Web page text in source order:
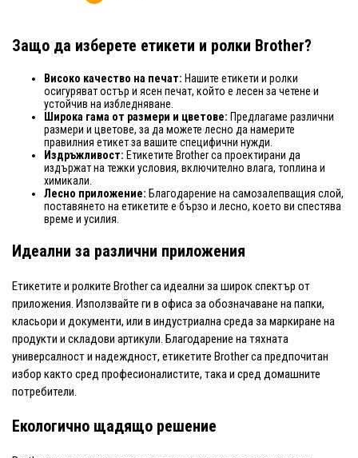
Защо да изберете етикети и ролки Brother?
Високо качество на печат: Нашите етикети и ролки
осигуряват остър и ясен печат, който е лесен за четене и
устойчив на избледняване.
Широка гама от размери и цветове: Предлагаме различни
размери и цветове, за да можете лесно да намерите
правилния етикет за вашите специфични нужди.
Издръжливост: Етикетите Brother са проектирани да
издържат на тежки условия, включително влага, топлина и
химикали.
Лесно приложение: Благодарение на самозалепващия слой,
поставянето на етикетите е бързо и лесно, което ви спестява
време и усилия.
Идеални за различни приложения
Етикетите и ролките Brother са идеални за широк спектър от
приложения. Използвайте ги в офиса за обозначаване на папки,
класьори и документи, или в индустриална среда за маркиране на
продукти и складови артикули. Благодарение на тяхната
универсалност и надеждност, етикетите Brother са предпочитан
избор както сред професионалистите, така и сред домашните
потребители.
Екологично щадящо решение